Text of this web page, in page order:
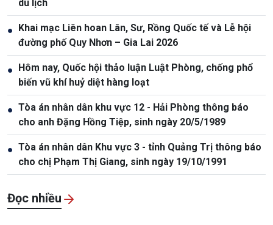
du lịch
● Khai mạc Liên hoan Lân, Sư, Rồng Quốc tế và Lễ hội
đường phố Quy Nhơn – Gia Lai 2026
● Hôm nay, Quốc hội thảo luận Luật Phòng, chống phổ
biến vũ khí huỷ diệt hàng loạt
● Tòa án nhân dân khu vực 12 - Hải Phòng thông báo
cho anh Đặng Hồng Tiệp, sinh ngày 20/5/1989
● Tòa án nhân dân Khu vực 3 - tỉnh Quảng Trị thông báo
cho chị Phạm Thị Giang, sinh ngày 19/10/1991
Đọc nhiều